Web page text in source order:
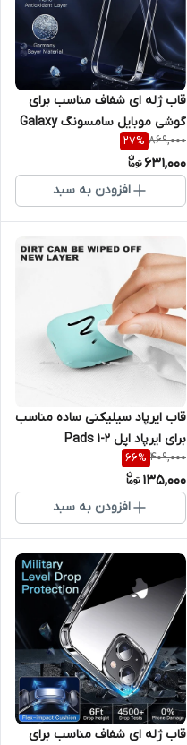
قاب ژله ای شفاف مناسب برای
گوشی موبایل سامسونگ Galaxy
A32 4G
869,000
27%
631,000
افزودن به سبد
قاب ایرپاد سیلیکنی ساده مناسب
برای ایرپاد اپل Pads 1-2
409,000
66%
135,000
افزودن به سبد
قاب ژله ای شفاف مناسب برای